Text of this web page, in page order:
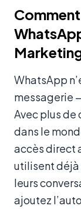
WhatsApp
messagerie
Avec plus
dans le
accès direct
utilisent déjà
leurs
ajoutez